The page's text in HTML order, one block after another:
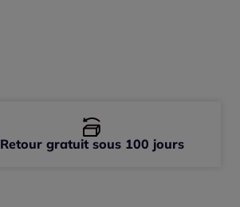
Retour gratuit sous 100 jours